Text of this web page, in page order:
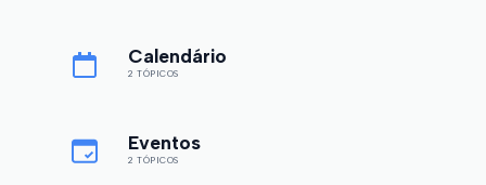
Calendário
2 TÓPICOS
Eventos
2 TÓPICOS